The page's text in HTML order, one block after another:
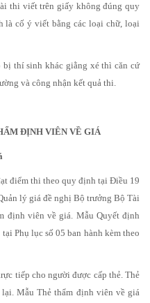
thi viết trên giấy không đúng quy
là cố ý viết bằng các loại chữ, loại
thí sinh khác giằng xé thì căn cứ
và công nhận kết quả thi.
ĐỊNH VIÊN VỀ GIÁ
điểm thi theo quy định tại Điều 19
lý giá đề nghị Bộ trưởng Bộ Tài
định viên về giá. Mẫu Quyết định
Phụ lục số 05 ban hành kèm theo
tiếp cho người được cấp thẻ. Thẻ
Mẫu Thẻ thẩm định viên về giá